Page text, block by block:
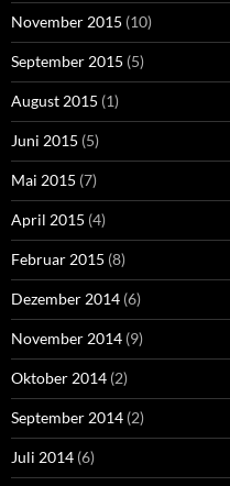
November 2015 (10)
September 2015 (5)
August 2015 (1)
Juni 2015 (5)
Mai 2015 (7)
April 2015 (4)
Februar 2015 (8)
Dezember 2014 (6)
November 2014 (9)
Oktober 2014 (2)
September 2014 (2)
Juli 2014 (6)